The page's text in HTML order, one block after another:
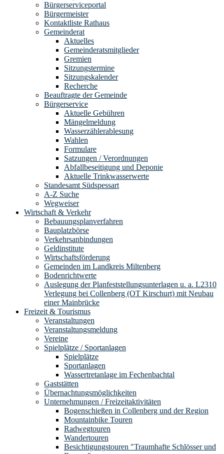
Bürgerserviceportal
Bürgermeister
Kontaktliste Rathaus
Gemeinderat
Aktuelles
Gemeinderatsmitglieder
Gremien
Sitzungstermine
Sitzungskalender
Recherche
Beauftragte der Gemeinde
Bürgerservice
Aktuelle Gebühren
Mängelmeldung
Wasserzählerablesung
Wahlen
Formulare
Satzungen / Verordnungen
Abfallbeseitigung und Deponie
Aktuelle Trinkwasserwerte
Standesamt Südspessart
A-Z Suche
Wegweiser
Wirtschaft & Verkehr
Bebauungsplanverfahren
Bauplatzbörse
Verkehrsanbindungen
Geldinstitute
Wirtschaftsförderung
Gemeinden im Landkreis Miltenberg
Bodenrichtwerte
Auslegung der Planfeststellungsunterlagen u. a. L2310
Verlegung bei Collenberg (OT Kirschurt) mit Neubau
einer Mainbrücke
Freizeit & Tourismus
Veranstaltungen
Veranstaltungsmeldung
Vereine
Spielplätze / Sportanlagen
Spielplätze
Sportanlagen
Wassertretanlage im Fechenbachtal
Gaststätten
Übernachtungsmöglichkeiten
Unternehmungen / Freizeitaktivitäten
Bogenschießen in Collenberg und der Region
Mountainbike Touren
Radwegtouren
Wandertouren
Besichtigungstouren "Traumhafte Schlösser und